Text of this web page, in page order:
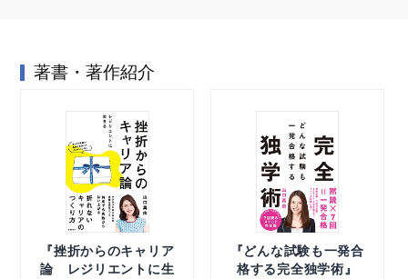
著書・著作紹介
『挫折からのキャリア
論 レジリエントに生
『どんな試験も一発合
格する完全独学術』